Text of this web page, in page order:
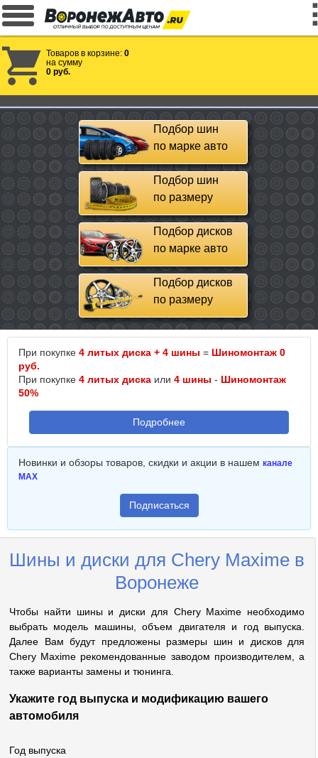
Товаров в корзине: 0
на сумму
0 руб.
Подбор шин
по марке авто
Подбор шин
по размеру
Подбор дисков
по марке авто
Подбор дисков
по размеру
При покупке 4 литых диска + 4 шины = Шиномонтаж 0
руб.
При покупке 4 литых диска или 4 шины - Шиномонтаж
50%
Подробнее
Новинки и обзоры товаров, скидки и акции в нашем канале
MAX
Подписаться
Шины и диски для Chery Maxime в
Воронеже
Чтобы найти шины и диски для Chery Maxime необходимо
выбрать модель машины, объем двигателя и год выпуска.
Далее Вам будут предложены размеры шин и дисков для
Chery Maxime рекомендованные заводом производителем, а
также варианты замены и тюнинга.
Укажите год выпуска и модификацию вашего
автомобиля
Год выпуска